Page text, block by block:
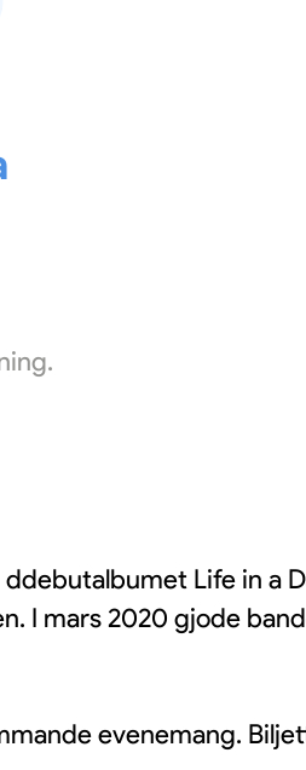
Life in a
I mars 2020 gjode
evenemang.